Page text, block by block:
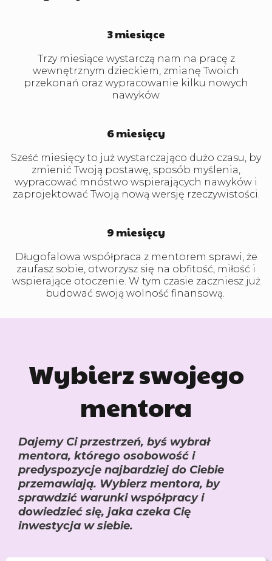
3 miesiące
Trzy miesiące wystarczą nam na pracę z
wewnętrznym dzieckiem, zmianę Twoich
przekonań oraz wypracowanie kilku nowych
nawyków.
6 miesięcy
Sześć miesięcy to już wystarczająco dużo czasu, by
zmienić Twoją postawę, sposób myślenia,
wypracować mnóstwo wspierających nawyków i
zaprojektować Twoją nową wersję rzeczywistości.
9 miesięcy
Długofalowa współpraca z mentorem sprawi, że
zaufasz sobie, otworzysz się na obfitość, miłość i
wspierające otoczenie. W tym czasie zaczniesz już
budować swoją wolność finansową.
Wybierz swojego
mentora
Dajemy Ci przestrzeń, byś wybrał
mentora, którego osobowość i
predyspozycje najbardziej do Ciebie
przemawiają. Wybierz mentora, by
sprawdzić warunki współpracy i
dowiedzieć się, jaka czeka Cię
inwestycja w siebie.